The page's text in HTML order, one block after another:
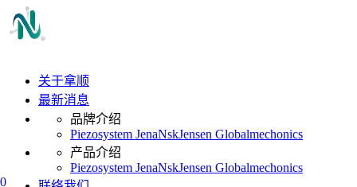
0
关于拿顺
最新消息
品牌介绍
Piezosystem JenaNskJensen Globalmechonics
产品介绍
Piezosystem JenaNskJensen Globalmechonics